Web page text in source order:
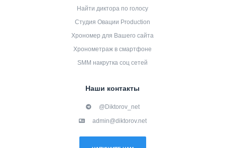
Найти диктора по голосу
Студия Овации Production
Хрономер для Вашего сайта
Хронометраж в смартфоне
SMM накрутка соц сетей
Наши контакты
@Diktorov_net
admin@diktorov.net